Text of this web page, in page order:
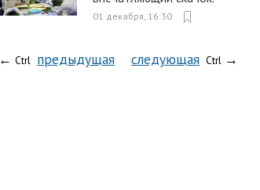
01 декабря, 16:30
← Ctrl предыдущая следующая Ctrl →